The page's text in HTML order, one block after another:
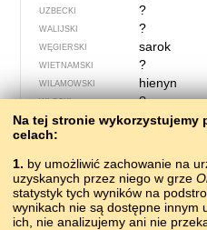
UZBECKI ?
WALIJSKI ?
WĘGIERSKI sarok
WIETNAMSKI ?
WILAMOWSKI hienyn
WŁOSKI ?
Na tej stronie wykorzystujemy
celach:
1. by umożliwić zachowanie na
uzyskanych przez niego w grze
statystyk tych wyników na
wynikach nie są dostępne innym
ich, nie analizujemy ani nie